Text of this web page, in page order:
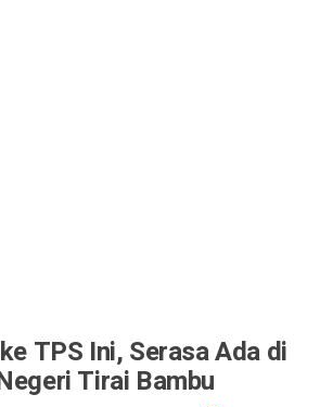
TPS Ini, Serasa Ada di
Tirai Bambu